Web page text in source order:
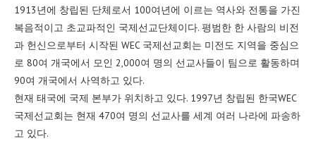
1913년에 창립된 단체로서 100여년에 이르는 역사와 전통을 가진
복음적이고 초교파적인 국제선교단체이다. 평범한 한 사람의 비전
과 헌신으로부터 시작된 WEC 국제선교회는 미전도 지역을 중심으
로 80여 개국에서 모인 2,000여 명의 선교사들이 팀으로 활동하며
90여 개국에서 사역하고 있다.
현재 태국에 국제 본부가 위치하고 있다. 1997년 창립된 한국WEC
국제선교회는 현재 470여 명의 선교사를 세계 여러 나라에 파송하
고 있다.